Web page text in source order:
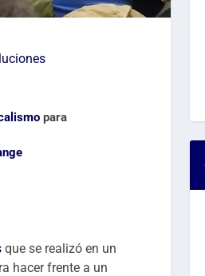
para
que se realizó en un
hacer frente a un